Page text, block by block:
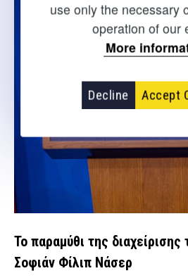
use only the necessary
operation of our
More
Decline Accept
Το παραμύθι της
Σοφιάν Φίλιπ Νάσερ